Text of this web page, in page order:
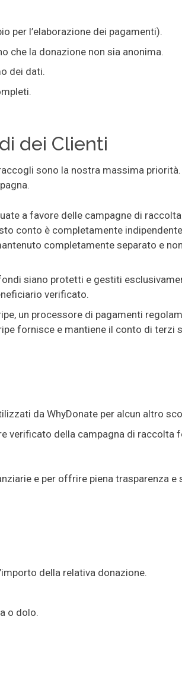
per l’elaborazione dei pagamenti).
che la donazione non sia anonima.
dei dati.
dei Clienti
sono la nostra massima
a favore delle campagne di
conto è completamente
completamente separato e
siano protetti e gestiti
verificato.
un processore di pagamenti
fornisce e mantiene il conto di terzi
da WhyDonate per alcun altro
verificato della campagna di raccolta
e per offrire piena trasparenza e
della relativa donazione.
o dolo.